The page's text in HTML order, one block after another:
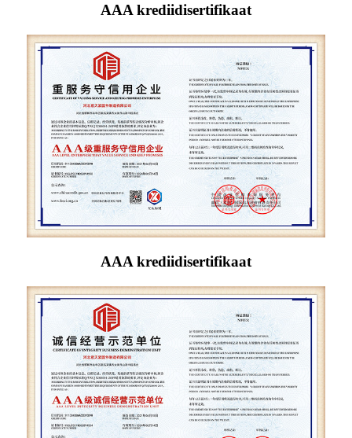
AAA krediidisertifikaat
AAA krediidisertifikaat